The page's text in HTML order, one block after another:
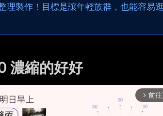
理製作！目標是讓年輕族群，也能容易
濃縮的好好
arrow_forward_ios 前